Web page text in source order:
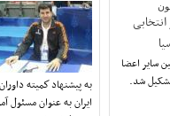
سایر اعضا
شد.
به پيشنهاد كميته
ايران به عنوان مسئول